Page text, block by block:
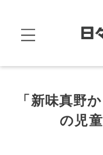
「新味真野
の児